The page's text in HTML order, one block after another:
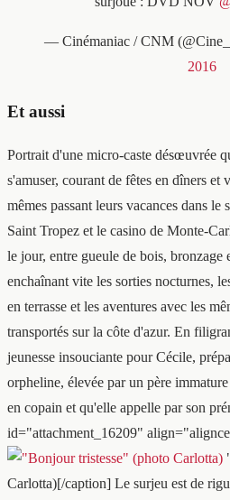
— Cinémaniac / CNM
2016
Et aussi
Portrait d'une micro-caste désœuvrée
s'amuser, courant de fêtes en dîners et
mêmes passant leurs vacances dans
Saint Tropez et le casino de Monte-
le jour, entre gueule de bois, bronzage
enchaînant vite les sorties nocturnes,
en terrasse et les aventures avec les
transportés sur la côte d'azur. En
jeunesse insouciante pour Cécile,
orpheline, élevée par un père
en copain et qu'elle appelle par son
id="attachment_16209"
Carlotta)[/caption] Le surjeu est de